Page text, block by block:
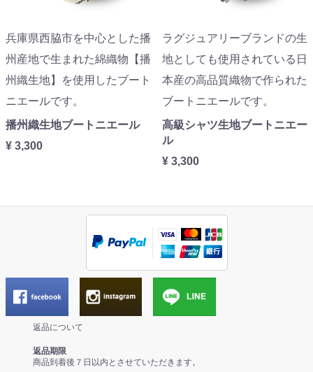
兵庫県西脇市を中心とした播
州産地で生まれた綿織物【播
州織生地】を使用したブート
ニエールです。
播州織生地ブートニエール
¥ 3,300
ラグジュアリーブランドの生
地としても使用されている日
本産の高品質織物で作られた
ブートニエールです。
高級シャツ生地ブートニエー
ル
¥ 3,300
返品について
返品期限
商品到着後７日以内とさせていただきます。